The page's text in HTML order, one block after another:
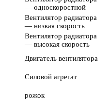
— односкоростной
Вентилятор радиатора
— низкая скорость
Вентилятор радиатора
— высокая скорость
Двигатель вентилятора
Силовой агрегат
рожок